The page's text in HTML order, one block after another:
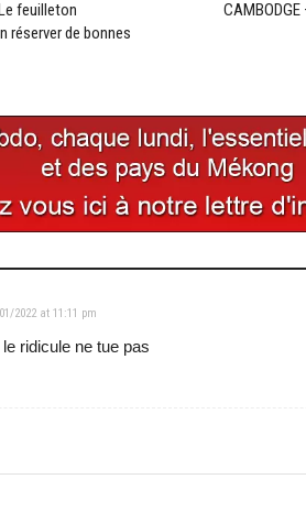
feuilleton
réserver de bonnes
CAMBODGE
2022 at 11:11 pm
ridicule ne tue pas